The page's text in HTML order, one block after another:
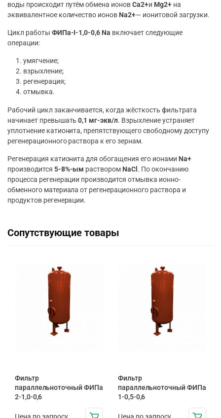
воды происходит путём обмена ионовCa2+и Mg2+на
эквивалентное количество ионов Na2+— ионитовой загрузки.
Цикл работы ФИПа-I-1,0-0,6 Na включает следующие
операции:
умягчение;
взрыхление;
регенерация;
отмывка.
Рабочий цикл заканчивается, когда жёсткость фильтрата
начинает превышать0,1 мг-экв/л. Взрыхление устраняет
уплотнение катионита, препятствующего свободному доступу
регенерационного раствора к его зернам.
Регенерация катионита для обогащения его ионами Na+
производится 5-8%-ым раствором NaCl . По окончанию
процесса регенерации производится отмывка ионно-
обменного материала от регенерационного раствора и
продуктов регенерации.
Сопутствующие товары
Фильтр
параллельноточный ФИПа
2-1,0-0,6
Фильтр
параллельноточный ФИПа
1-0,5-0,6